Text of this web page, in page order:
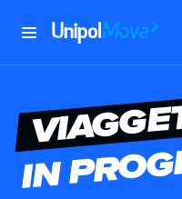
UnipolMove
IN